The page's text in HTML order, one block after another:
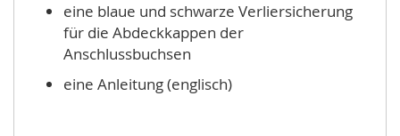
eine blaue und schwarze Verliersicherung
für die Abdeckkappen der
Anschlussbuchsen
eine Anleitung (englisch)